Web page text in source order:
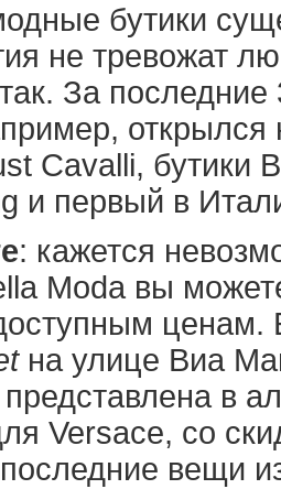
бутики
не тревожат
За
Cavalli, бутики
и первый в
: кажется
Moda вы
ценам.
на улице Виа
в
Versace, со
вещи